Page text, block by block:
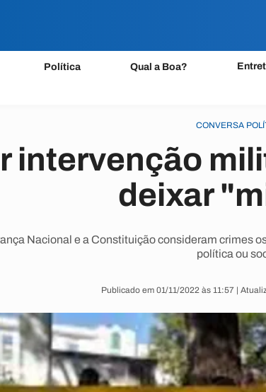
Política Qual a Boa?
CONVERSA
intervenção
deixar
Nacional e a Constituição consideram crimes
política ou
Publicado em 01/11/2022 às 11:57 |